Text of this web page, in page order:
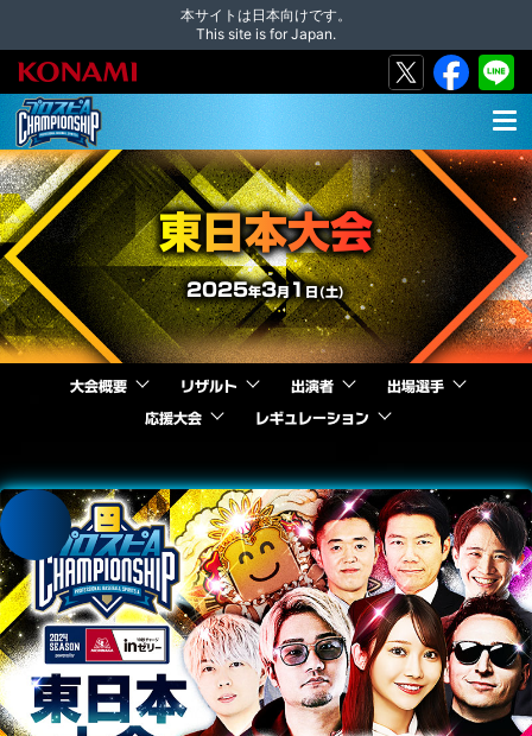
本サイトは日本向けです。
This site is for Japan.
MEN
U
東日本大会
2025年3月 1 日(土)
大会概要 リザルト 出演者 出場選手
応援大会 レギュレーション